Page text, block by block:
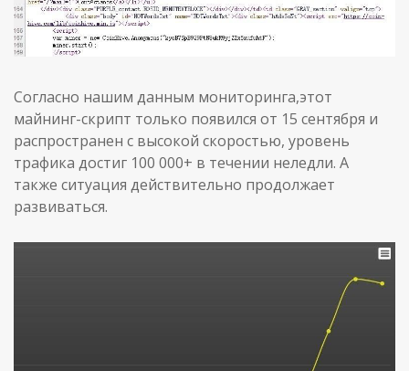
Согласно нашим данным мониторинга,этот
майнинг-скрипт только появился от 15 сентября и
распространен с высокой скоростью, уровень
трафика достиг 100 000+ в течении неледли. А
также ситуация действительно продолжает
развиваться.